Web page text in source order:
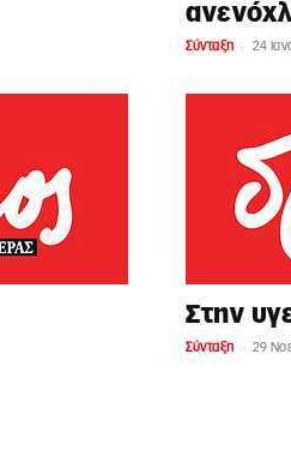
Σύνταξη - 24
Στην
Σύνταξη - 29